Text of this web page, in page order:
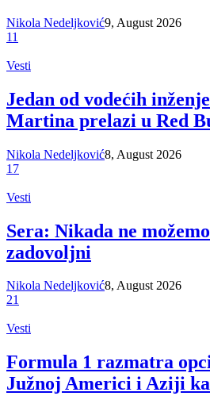
Nikola Nedeljković9, August 2026
11
Vesti
Jedan od vodećih
Martina prelazi u Red
Nikola Nedeljković8, August 2026
17
Vesti
Sera: Nikada ne
zadovoljni
Nikola Nedeljković8, August 2026
21
Vesti
Formula 1 razmatra
Južnoj Americi i Aziji